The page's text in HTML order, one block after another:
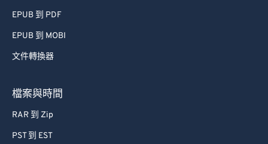
EPUB 到 PDF
EPUB 到 MOBI
文件轉換器
檔案與時間
RAR 到 Zip
PST 到 EST